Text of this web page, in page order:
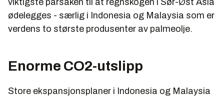
viktigste pårsaken til at regnskogen i Sør-Øst Asia
ødelegges - særlig i Indonesia og Malaysia som er
verdens to største produsenter av palmeolje.
Enorme CO2-utslipp
Store ekspansjonsplaner i Indonesia og Malaysia